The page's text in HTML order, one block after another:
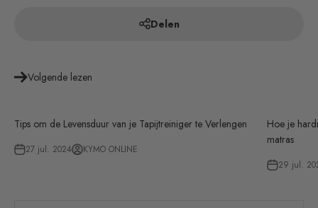
Delen
Volgende lezen
Tips om de Levensduur van je Tapijtreiniger te Verlengen
27 jul. 2024 KYMO ONLINE
Hoe je
matras
29 jul.